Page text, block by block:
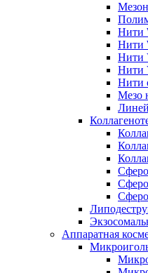
Нити
Нити
Нити
Нити
Нити
Мезо
Аппаратная